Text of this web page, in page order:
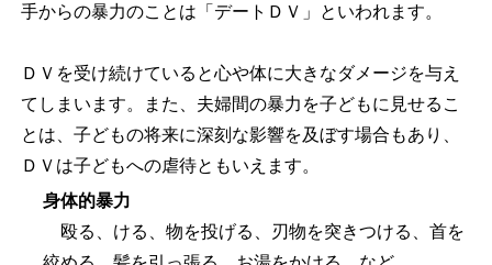
手からの暴力のことは「デートＤＶ」といわれます。
ＤＶを受け続けていると心や体に大きなダメージを与え
てしまいます。また、夫婦間の暴力を子どもに見せるこ
とは、子どもの将来に深刻な影響を及ぼす場合もあり、
ＤＶは子どもへの虐待ともいえます。
身体的暴力
殴る、ける、物を投げる、刃物を突きつける、首を